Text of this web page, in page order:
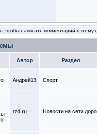
чтобы написать комментарий к этому
Автор Раздел
Андрей13 Спорт
rzd.ru Новости на сети